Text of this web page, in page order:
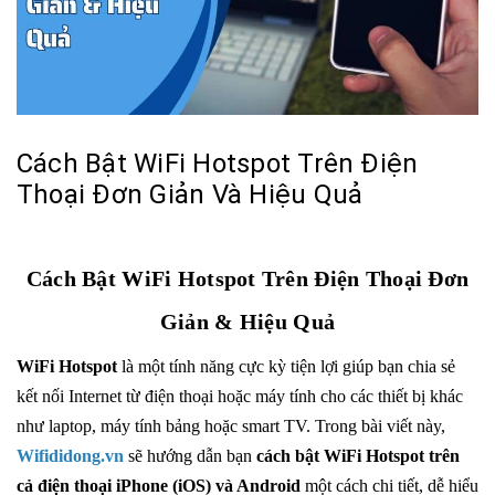
Cách Bật WiFi Hotspot Trên Điện
Thoại Đơn Giản Và Hiệu Quả
Cách Bật WiFi Hotspot Trên Điện Thoại Đơn
Giản & Hiệu Quả
WiFi Hotspot là một tính năng cực kỳ tiện lợi giúp bạn chia sẻ
kết nối Internet từ điện thoại hoặc máy tính cho các thiết bị khác
như laptop, máy tính bảng hoặc smart TV. Trong bài viết này,
Wifididong.vn sẽ hướng dẫn bạn cách bật WiFi Hotspot trên
cả điện thoại iPhone (iOS) và Android một cách chi tiết, dễ hiểu